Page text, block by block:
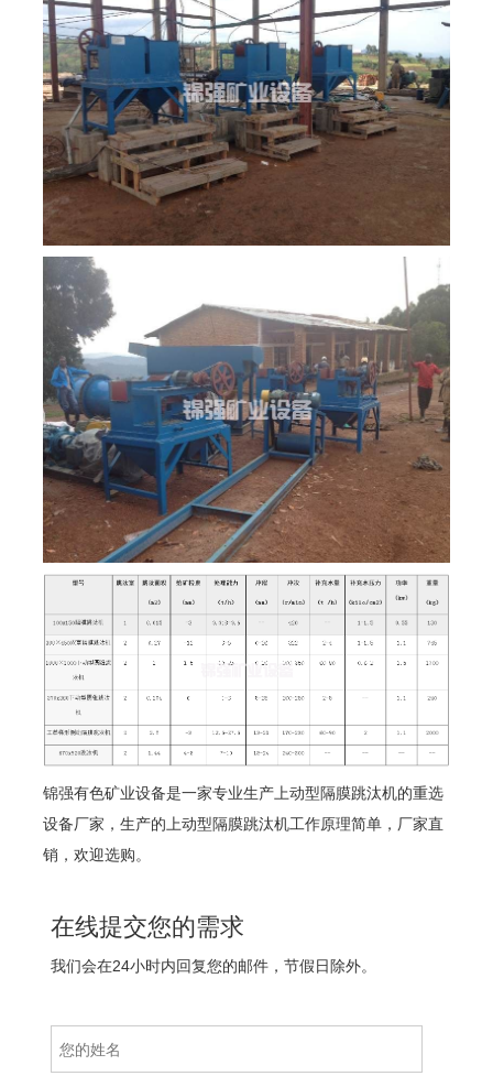
锦强有色矿业设备是一家专业生产上动型隔膜跳汰机的重选
设备厂家，生产的上动型隔膜跳汰机工作原理简单，厂家直
销，欢迎选购。
在线提交您的需求
我们会在24小时内回复您的邮件，节假日除外。